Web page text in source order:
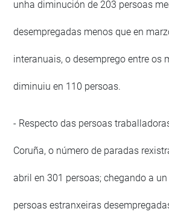
unha diminución de 203 persoas
desempregadas menos que en
interanuais, o desemprego entre os
diminuiu en 110 persoas.
- Respecto das persoas
Coruña, o número de paradas
abril en 301 persoas; chegando a
persoas estranxeiras